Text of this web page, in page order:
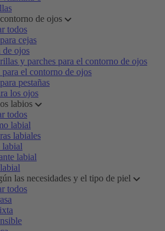
de ojos
todos
cejas
de ojos
y parches para el contorno de ojos
para el contorno de ojos
pestañas
los ojos
labios
todos
labial
labiales
labial
labial
las necesidades y el tipo de piel
todos